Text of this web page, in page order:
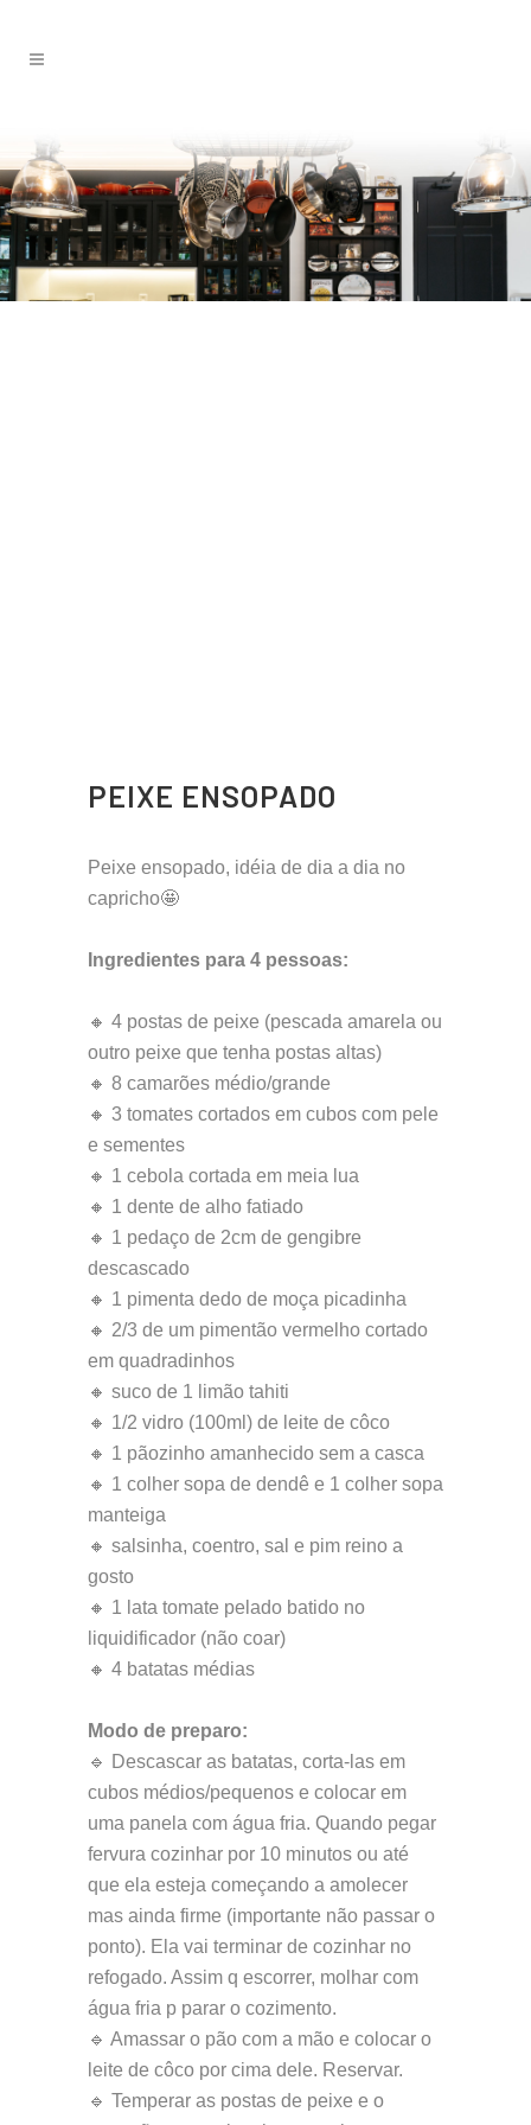
PEIXE ENSOPADO
Peixe ensopado, idéia de dia a dia no
capricho🤩
Ingredientes para 4 pessoas:
🔸 4 postas de peixe (pescada amarela ou
outro peixe que tenha postas altas)
🔸 8 camarões médio/grande
🔸 3 tomates cortados em cubos com pele
e sementes
🔸 1 cebola cortada em meia lua
🔸 1 dente de alho fatiado
🔸 1 pedaço de 2cm de gengibre
descascado
🔸 1 pimenta dedo de moça picadinha
🔸 2/3 de um pimentão vermelho cortado
em quadradinhos
🔸 suco de 1 limão tahiti
🔸 1/2 vidro (100ml) de leite de côco
🔸 1 pãozinho amanhecido sem a casca
🔸 1 colher sopa de dendê e 1 colher sopa
manteiga
🔸 salsinha, coentro, sal e pim reino a
gosto
🔸 1 lata tomate pelado batido no
liquidificador (não coar)
🔸 4 batatas médias
Modo de preparo:
🔹 Descascar as batatas, corta-las em
cubos médios/pequenos e colocar em
uma panela com água fria. Quando pegar
fervura cozinhar por 10 minutos ou até
que ela esteja começando a amolecer
mas ainda firme (importante não passar o
ponto). Ela vai terminar de cozinhar no
refogado. Assim q escorrer, molhar com
água fria p parar o cozimento.
🔹 Amassar o pão com a mão e colocar o
leite de côco por cima dele. Reservar.
🔹 Temperar as postas de peixe e o